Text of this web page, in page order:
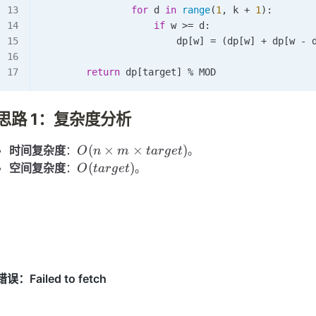
                for
d in range(1, k + 1):
                    if
w >= d:
                        dp[w]
= (dp[w] + dp[w -
        return
dp[target] % MOD
路 1：复杂度分析
时间复杂度： O(n
\times
O(n × m × target)。
空间复杂度： O(target)
O(target)。